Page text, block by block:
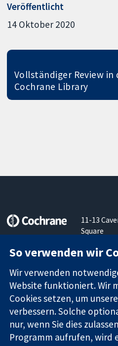
Veröffentlicht
14 Oktober 2020
Vollständiger Review in
Cochrane Library
Evidenz
Entscheidungen
Bessere
Gesundheit
11-13
Square
W1G0AN
Königreich
Die Cochrane Collaboration ist
So verwenden wir
Wir verwenden
Website funktioniert. Wir
Cookies setzen, um
verbessern. Solche
nur, wenn Sie dies
Programm aufrufen, wird